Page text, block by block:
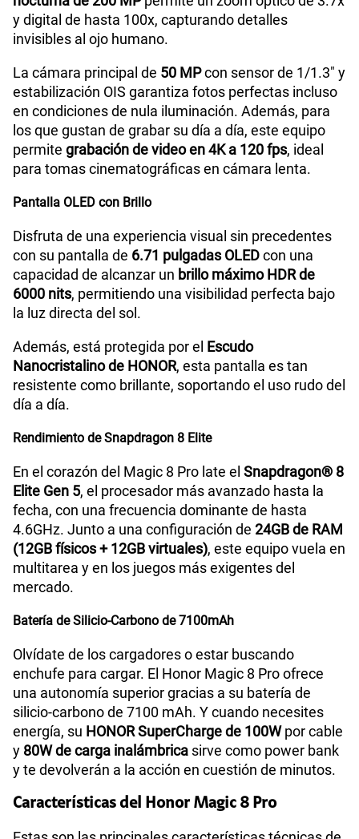
y digital de hasta 100x, capturando detalles
invisibles al ojo humano.
La cámara principal de 50 MPcon sensor de 1/1.3" y
estabilización OIS garantiza fotos perfectas incluso
en condiciones de nula iluminación. Además, para
los que gustan de grabar su día a día, este equipo
permite grabación de video en 4K a 120 fps, ideal
para tomas cinematográficas en cámara lenta.
Pantalla OLED con Brillo
Disfruta de una experiencia visual sin precedentes
con su pantalla de 6.71 pulgadas OLEDcon una
capacidad de alcanzar un brillo máximo HDR de
6000 nits, permitiendo una visibilidad perfecta bajo
la luz directa del sol.
Además, está protegida por el Escudo
Nanocristalino de HONOR, esta pantalla es tan
resistente como brillante, soportando el uso rudo del
día a día.
Rendimiento de Snapdragon 8 Elite
En el corazón del Magic 8 Pro late el Snapdragon® 8
Elite Gen 5, el procesador más avanzado hasta la
fecha, con una frecuencia dominante de hasta
4.6GHz. Junto a una configuración de 24GB de RAM
(12GB físicos + 12GB virtuales), este equipo vuela en
multitarea y en los juegos más exigentes del
mercado.
Batería de Silicio-Carbono de 7100mAh
Olvídate de los cargadores o estar buscando
enchufe para cargar. El Honor Magic 8 Pro ofrece
una autonomía superior gracias a su batería de
silicio-carbono de 7100 mAh. Y cuando necesites
energía, su HONOR SuperCharge de 100Wpor cable
y 80W de carga inalámbrica sirve como power bank
y te devolverán a la acción en cuestión de minutos.
Características del Honor Magic 8 Pro